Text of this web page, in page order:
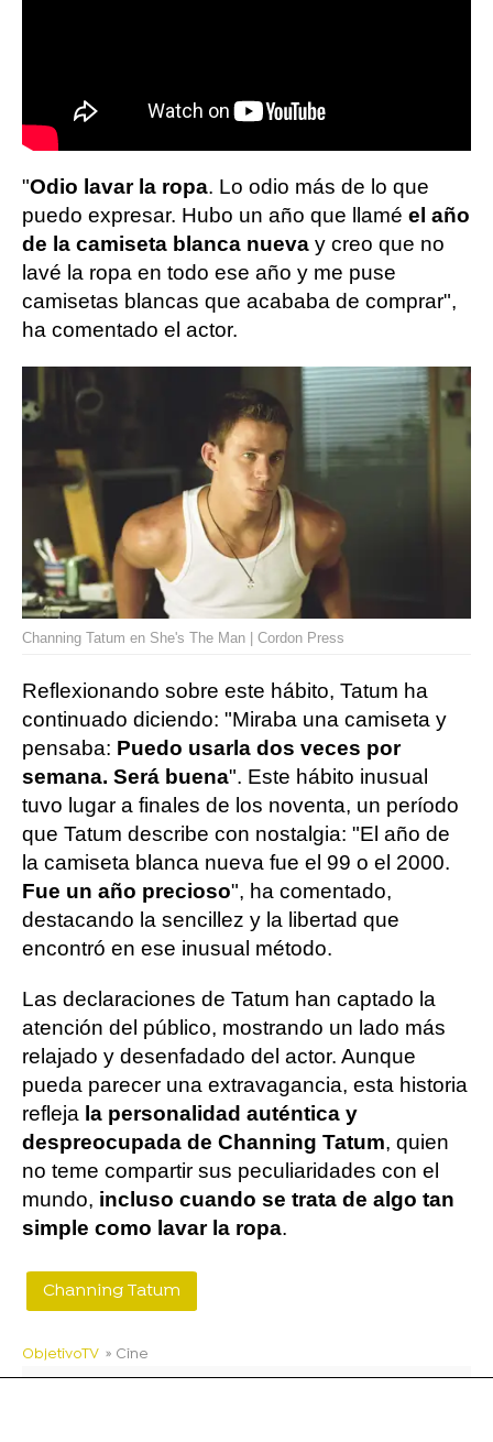
"Odio lavar la ropa. Lo odio más de lo que
puedo expresar. Hubo un año que llamé el año
de la camiseta blanca nueva y creo que no
lavé la ropa en todo ese año y me puse
camisetas blancas que acababa de comprar",
ha comentado el actor.
Channing Tatum en She's The Man | Cordon Press
Reflexionando sobre este hábito, Tatum ha
continuado diciendo: "Miraba una camiseta y
pensaba: Puedo usarla dos veces por
semana. Será buena". Este hábito inusual
tuvo lugar a finales de los noventa, un período
que Tatum describe con nostalgia: "El año de
la camiseta blanca nueva fue el 99 o el 2000.
Fue un año precioso", ha comentado,
destacando la sencillez y la libertad que
encontró en ese inusual método.
Las declaraciones de Tatum han captado la
atención del público, mostrando un lado más
relajado y desenfadado del actor. Aunque
pueda parecer una extravagancia, esta historia
refleja la personalidad auténtica y
despreocupada de Channing Tatum, quien
no teme compartir sus peculiaridades con el
mundo, incluso cuando se trata de algo tan
simple como lavar la ropa.
Channing Tatum
ObjetivoTV » Cine